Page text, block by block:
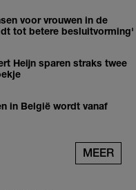
voor vrouwen in de
tot betere besluitvorming'
Heijn sparen straks twee
in België wordt vanaf
MEER